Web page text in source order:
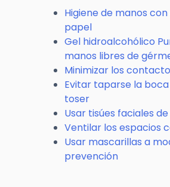
Higiene de manos
papel
Gel hidroalcohólico
manos libres de
Minimizar los
Evitar taparse la
toser
Usar tisúes faciales
Ventilar los espacios
Usar mascarillas a
prevención